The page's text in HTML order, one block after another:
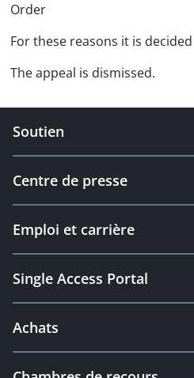
Order
For these reasons it is
The appeal is dismissed.
Soutien
Centre de presse
Emploi et carrière
Single Access Portal
Achats